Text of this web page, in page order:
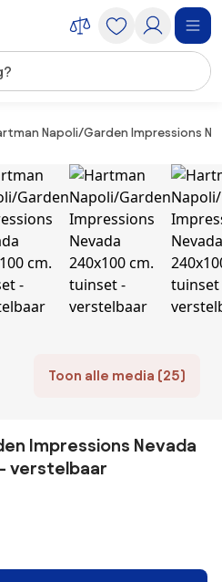
Napoli/Garden Impressions
Toon alle media (25)
Impressions Nevada
verstelbaar